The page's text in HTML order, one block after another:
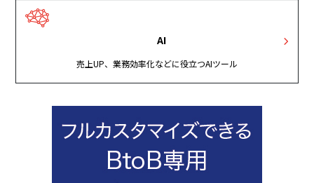
AI
売上UP、業務効率化などに役立つAIツール